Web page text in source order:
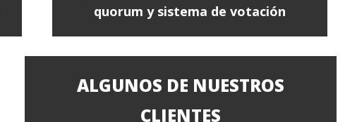
quorum y sistema de votación
ALGUNOS DE NUESTROS
CLIENTES